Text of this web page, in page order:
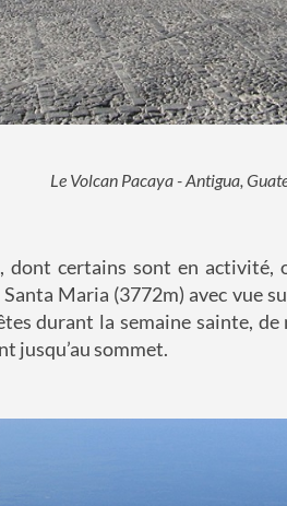
Le Volcan Pacaya - Antigua,
dont certains sont en activité,
Santa Maria (3772m) avec vue
durant la semaine sainte,
jusqu’au sommet.